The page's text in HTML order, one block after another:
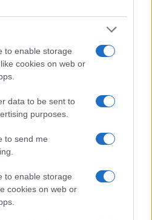
to enable storage
cookies on web or
data to be sent to
purposes.
to send me
to enable storage
cookies on web or